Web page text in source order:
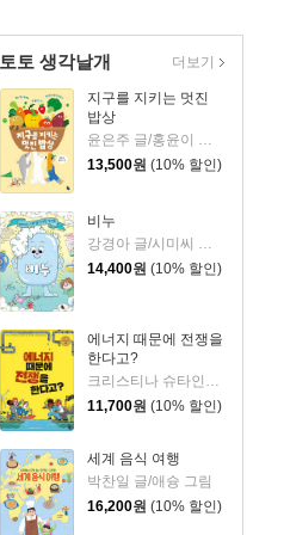
토토 생각날개
지구를 지키는 멋진
밥상
윤은주 글/홍윤이 그림
13,500원 (10% 할인)
비누
강경아 글/시미씨 그림
14,400원 (10% 할인)
에너지 때문에 전쟁을
한다고?
크리스티나 슈타인라인 글/안네 베커 그림/신동경 역
11,700원 (10% 할인)
세계 음식 여행
박찬일 글/애슝 그림
16,200원 (10% 할인)
더보기